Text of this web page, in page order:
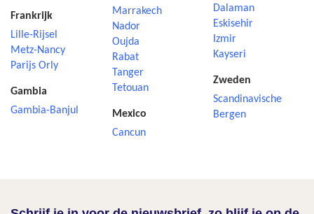
Frankrijk
Lille-Rijsel
Metz-Nancy
Parijs Orly
Gambia
Gambia-Banjul
Marrakech
Nador
Oujda
Rabat
Tanger
Tetouan
Mexico
Cancun
Dalaman
Eskisehir
Izmir
Kayseri
Zweden
Scandinavische
Bergen